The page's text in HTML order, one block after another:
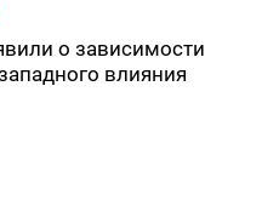
о зависимости
влияния